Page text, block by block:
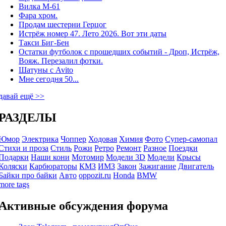
Вилка М-61
Фара хром.
Продам шестерни Герцог
Истрёж номер 47. Лето 2026. Вот эти даты
Такси Биг-Бен
Остатки футболок с прошедших событий - Дроп, Истрёж,
Вояж. Перезалил фотки.
Шатуны с Avito
Мне сегодня 50...
ещё >>
Электрика Чоппер Ходовая Химия Фото Супер-самопал
и проза Стиль Рожи Ретро Ремонт Разное Поездки
Наши кони Мотомир Модели 3D Модели Крысы
Карбюраторы КМЗ ИМЗ Закон Зажигание Двигатель
про байки Авто oppozit.ru Honda BMW
tags
обсуждения форума